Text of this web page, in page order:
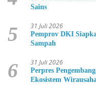
Sains
5 31 Juli 2026
Pemprov DKI
Sampah
6 31 Juli 2026
Perpres
Ekosistem